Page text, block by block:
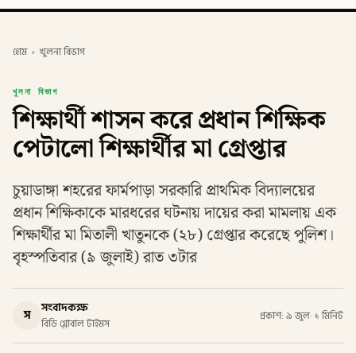
হোম › খুলনা বিভাগ
খুলনা বিভাগ
শিক্ষার্থী শাসন করে প্রধান শিক্ষিক
পেটালো শিক্ষার্থীর মা গ্রেপ্তার
চুয়াডাঙ্গা শহরের ফার্মপাড়া সরকারি প্রাথমিক বিদ্যালয়ের
প্রধান শিক্ষিকাকে মারধরের ঘটনায় দায়ের করা মামলায় এক
শিক্ষার্থীর মা মিতালী খাতুনকে (২৮) গ্রেপ্তার করেছে পুলিশ।
বৃহস্পতিবার (৯ জুলাই) রাত ৩টার
স সংবাদকক্ষ
বিডি গ্লোবাল টাইমস
প্রকাশ: ৯ জুল· ১ মিনিট